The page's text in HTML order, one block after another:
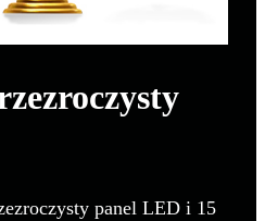
panel LED i 15